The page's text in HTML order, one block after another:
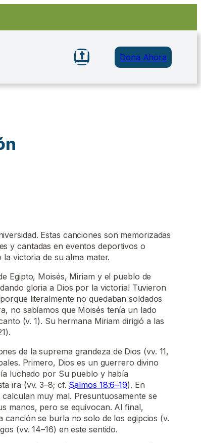
Dona Ahora
Estas canciones son memorizadas
y cantadas en eventos deportivos o
victoria de su alma mater.
Egipto, Moisés, Miriam y el pueblo de
gloria a Dios por la victoria! Tuvieron
literalmente no quedaban soldados
no sabíamos que Moisés tenía un lado
(v. 1). Su hermana Miriam dirigió a las
de la suprema grandeza de Dios (vv. 11,
Primero, Dios es un guerrero divino
luchado por Su pueblo y había
ira (vv. 3–8; cf. Salmos 18:6–19). En
muy mal. Presuntuosamente se
manos, pero se equivocan. Al final,
canción se burla no solo de los egipcios (v.
(vv. 14–16) en este sentido.